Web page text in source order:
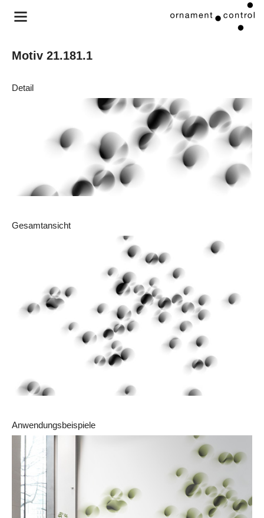
Motiv 21.181.1
Detail
Gesamtansicht
Anwendungsbeispiele